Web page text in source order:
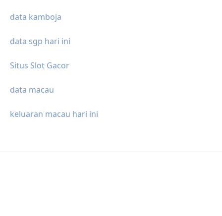
data kamboja
data sgp hari ini
Situs Slot Gacor
data macau
keluaran macau hari ini